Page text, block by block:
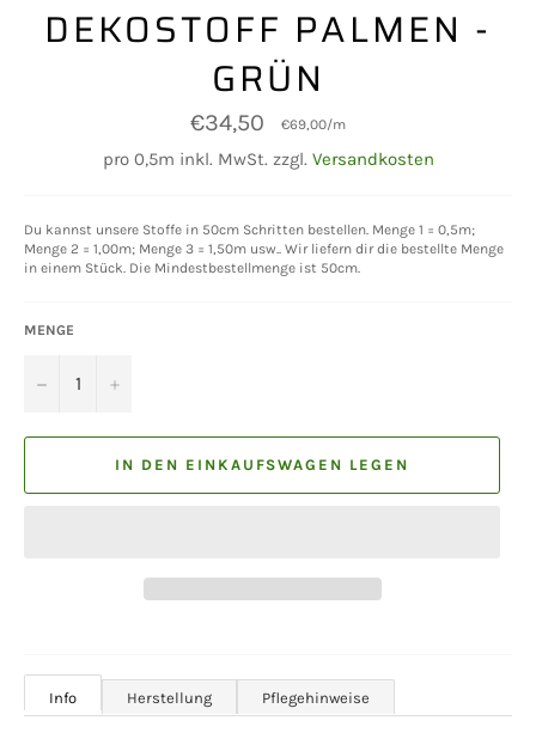
DEKOSTOFF PALMEN -
GRÜN
Normaler
Preis
€34,50 €69,00/m
pro 0,5m inkl. MwSt. zzgl. Versandkosten
Du kannst unsere Stoffe in 50cm Schritten bestellen. Menge 1 = 0,5m;
Menge 2 = 1,00m; Menge 3 = 1,50m usw.. Wir liefern dir die bestellte Menge
in einem Stück. Die Mindestbestellmenge ist 50cm.
MENGE
− +
IN DEN EINKAUFSWAGEN LEGEN
Info Herstellung Pflegehinweise